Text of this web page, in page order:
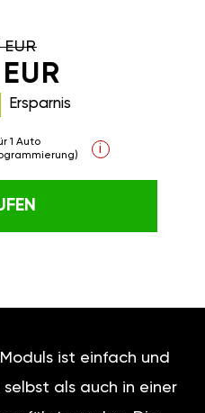
Ersparnis
1 Auto
i
ist einfach und
selbst als auch in einer